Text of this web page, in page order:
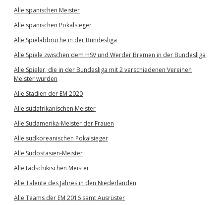
Alle spanischen Meister
Alle spanischen Pokalsieger
Alle Spielabbrüche in der Bundesliga
Alle Spiele zwischen dem HSV und Werder Bremen in der Bundesliga
Alle Spieler, die in der Bundesliga mit 2 verschiedenen Vereinen
Meister wurden
Alle Stadien der EM 2020
Alle südafrikanischen Meister
Alle Südamerika-Meister der Frauen
Alle südkoreanischen Pokalsieger
Alle Südostasien-Meister
Alle tadschikischen Meister
Alle Talente des Jahres in den Niederlanden
Alle Teams der EM 2016 samt Ausrüster